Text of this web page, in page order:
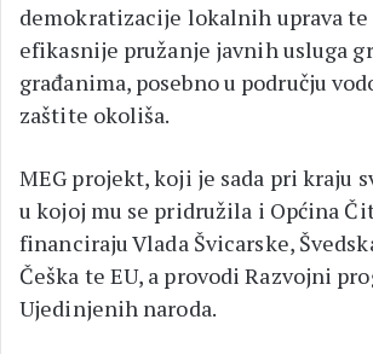
demokratizacije lokalnih uprava
efikasnije pružanje javnih usluga
građanima, posebno u području
zaštite okoliša.
MEG projekt, koji je sada pri kraju
u kojoj mu se pridružila i Općina
financiraju Vlada Švicarske,
Češka te EU, a provodi Razvojni
Ujedinjenih naroda.